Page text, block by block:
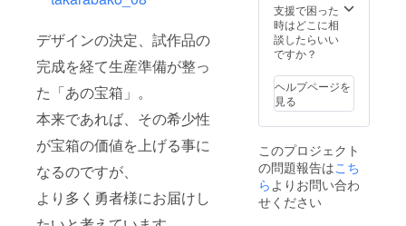
デザインの決定、試作品の
完成を経て生産準備が整っ
た「あの宝箱」。
本来であれば、その希少性
が宝箱の価値を上げる事に
なるのですが、
より多く勇者様にお届けし
支援で困った
時はどこに相
談したらいい
ですか？
ヘルプページを
見る
このプロジェクト
の問題報告はこち
ら よりお問い合わ
せください